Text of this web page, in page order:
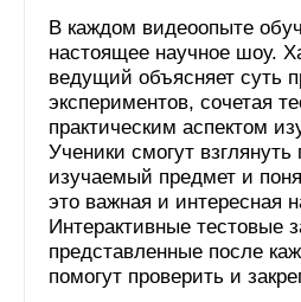
В каждом видеоопыте
настоящее научное шоу.
ведущий объясняет суть
экспериментов, сочетая
практическим аспектом
Ученики смогут
изучаемый предмет и
это важная и интересная
Интерактивные тестовые
представленные после
помогут проверить и